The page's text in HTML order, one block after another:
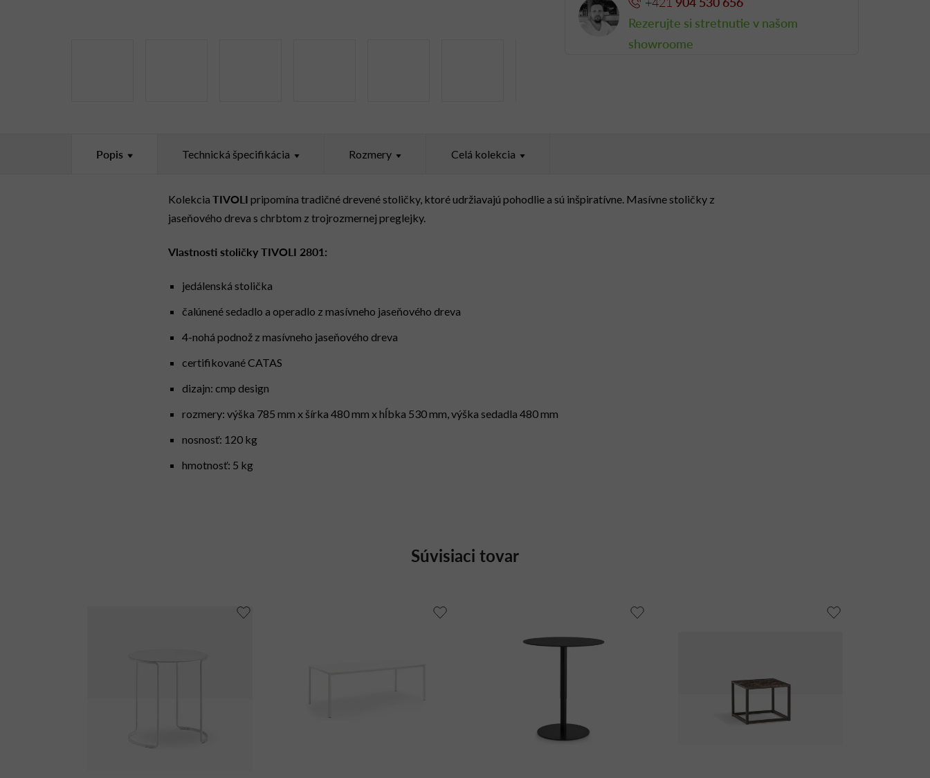
Rezerujte si stretnutie v našom
showroome
Popis Technická špecifikácia Rozmery Celá kolekcia
Kolekcia TIVOLI pripomína tradičné drevené stoličky, ktoré udržiavajú pohodlie a sú inšpiratívne. Masívne stoličky z
jaseňového dreva s chrbtom z trojrozmernej preglejky.
Vlastnosti stoličky TIVOLI 2801:
jedálenská stolička
čalúnené sedadlo a operadlo z masívneho jaseňového dreva
4-nohá podnož z masívneho jaseňového dreva
certifikované CATAS
dizajn: cmp design
rozmery: výška 785 mm x šírka 480 mm x hĺbka 530 mm, výška sedadla 480 mm
nosnosť: 120 kg
hmotnosť: 5 kg
Súvisiaci tovar